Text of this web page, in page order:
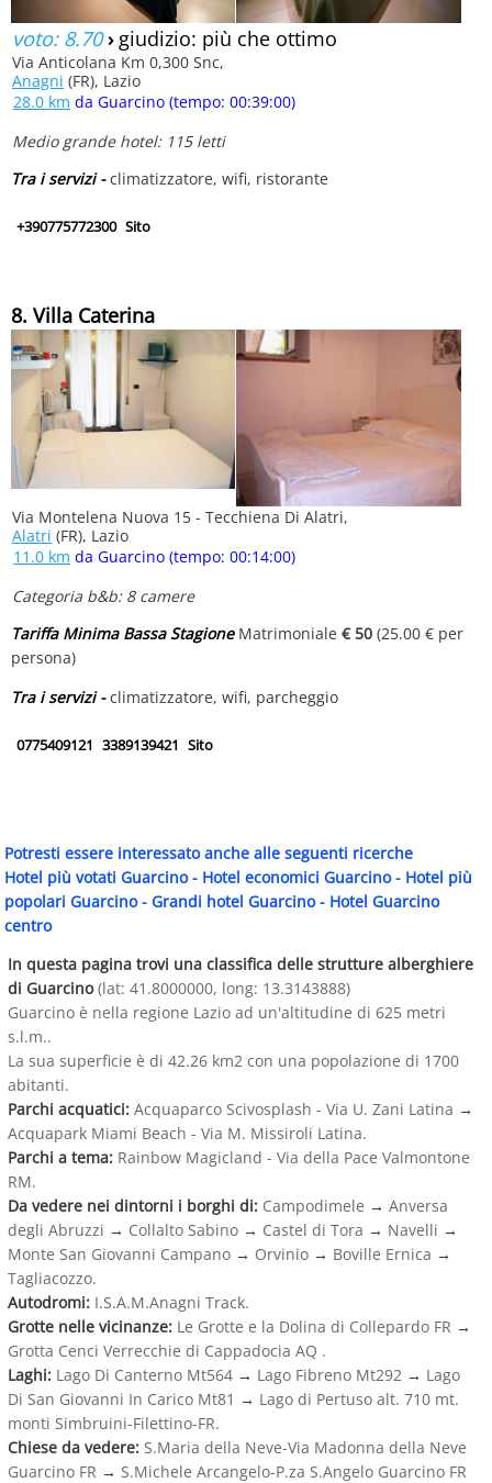
voto: 8.70› giudizio: più che ottimo
Via Anticolana Km 0,300 Snc,
Anagni (FR), Lazio
28.0 km da Guarcino (tempo: 00:39:00)
Medio grande hotel: 115 letti
Tra i servizi -climatizzatore, wifi, ristorante
+390775772300 Sito
8. Villa Caterina
Via Montelena Nuova 15 - Tecchiena Di Alatri,
Alatri (FR), Lazio
11.0 km da Guarcino (tempo: 00:14:00)
Categoria b&b: 8 camere
Tariffa Minima Bassa StagioneMatrimoniale € 50 (25.00 € per
persona)
Tra i servizi -climatizzatore, wifi, parcheggio
0775409121 3389139421 Sito
Potresti essere interessato anche alle seguenti ricerche
Hotel più votati Guarcino- Hotel economici Guarcino- Hotel più
popolari Guarcino- Grandi hotel Guarcino- Hotel Guarcino
centro
In questa pagina trovi una classifica delle strutture alberghiere
di Guarcino(lat: 41.8000000, long: 13.3143888)
Guarcino è nella regione Lazio ad un'altitudine di 625 metri
s.l.m..
La sua superficie è di 42.26 km2 con una popolazione di 1700
abitanti.
Parchi acquatici: Acquaparco Scivosplash - Via U. Zani Latina →
Acquapark Miami Beach - Via M. Missiroli Latina.
Parchi a tema: Rainbow Magicland - Via della Pace Valmontone
RM.
Da vedere nei dintorni i borghi di: Campodimele → Anversa
degli Abruzzi → Collalto Sabino → Castel di Tora → Navelli →
Monte San Giovanni Campano → Orvinio → Boville Ernica →
Tagliacozzo.
Autodromi: I.S.A.M.Anagni Track.
Grotte nelle vicinanze: Le Grotte e la Dolina di Collepardo FR →
Grotta Cenci Verrecchie di Cappadocia AQ .
Laghi: Lago Di Canterno Mt564 → Lago Fibreno Mt292 → Lago
Di San Giovanni In Carico Mt81 → Lago di Pertuso alt. 710 mt.
monti Simbruini-Filettino-FR.
Chiese da vedere: S.Maria della Neve-Via Madonna della Neve
Guarcino FR → S.Michele Arcangelo-P.za S.Angelo Guarcino FR